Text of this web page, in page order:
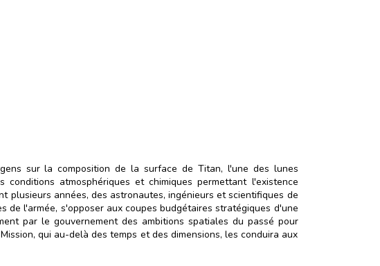
sur la composition de la surface de Titan, l'une des lunes
atmosphériques et chimiques permettant l'existence
plusieurs années, des astronautes, ingénieurs et scientifiques de
de l'armée, s'opposer aux coupes budgétaires stratégiques d'une
par le gouvernement des ambitions spatiales du passé pour
qui au-delà des temps et des dimensions, les conduira aux